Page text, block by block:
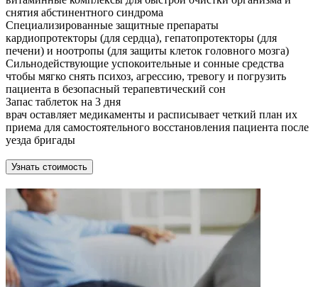
снятия абстинентного синдрома
Специализированные защитные препараты
кардиопротекторы (для сердца), гепатопротекторы (для
печени) и ноотропы (для защиты клеток головного мозга)
Сильнодействующие успокоительные и сонные средства
чтобы мягко снять психоз, агрессию, тревогу и погрузить
пациента в безопасный терапевтический сон
Запас таблеток на 3 дня
врач оставляет медикаменты и расписывает четкий план их
приема для самостоятельного восстановления пациента после
уезда бригады
Узнать стоимость